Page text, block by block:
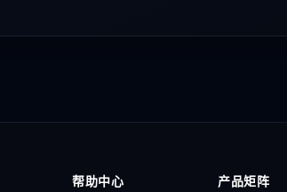
帮助中心 产品矩阵